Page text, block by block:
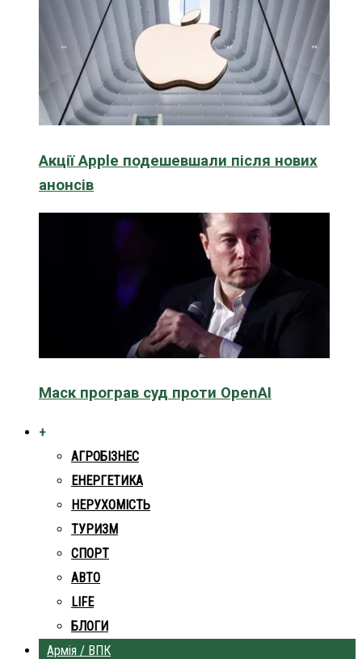
Акції Apple подешевшали після нових
анонсів
Маск програв суд проти OpenAI
+
АГРОБІЗНЕС
ЕНЕРГЕТИКА
НЕРУХОМІСТЬ
ТУРИЗМ
СПОРТ
АВТО
LIFE
БЛОГИ
Армія / ВПК